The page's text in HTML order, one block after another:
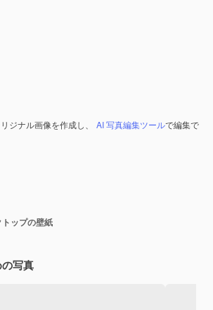
ジナル画像を作成し、 AI 写真編集ツールで編集で
ップの壁紙
写真